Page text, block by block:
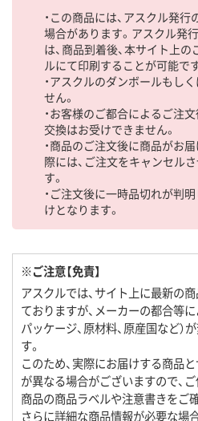
・この商品には、アスクル発
場合があります。アスクル発
は、商品到着後、本サイト上
ルにて印刷することが可能です
・アスクルのダンボールもし
せん。
・お客様のご都合によるご注文
交換はお受けできません。
・商品のご注文後に商品がお
際には、ご注文をキャンセル
す。
・ご注文後に一時品切れが判
けとなります。
※ご注意【免責】
アスクルでは、サイト上に最新の
ておりますが、メーカーの都合等に
パッケージ、原材料、原産国など）
す。
このため、実際にお届けする商品
が異なる場合がございますので、
商品の商品ラベルや注意書きをご
さらに詳細な商品情報が必要な場